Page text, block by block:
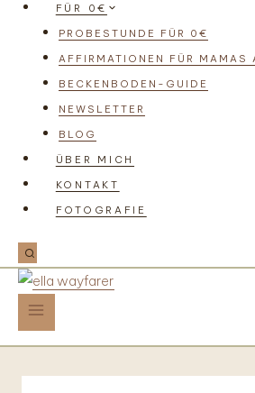
FÜR 0€
PROBESTUNDE FÜR 0€
AFFIRMATIONEN FÜR MAMAS
BECKENBODEN-GUIDE
NEWSLETTER
BLOG
ÜBER MICH
KONTAKT
FOTOGRAFIE